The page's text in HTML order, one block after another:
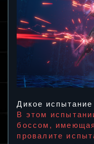
Дикое
В этом
боссом,
провалите